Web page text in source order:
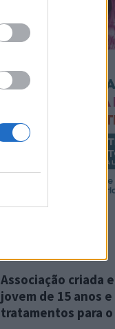
Associação criada
jovem de 15 anos
tratamentos para